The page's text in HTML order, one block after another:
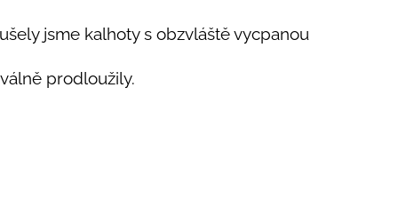
jsme kalhoty s obzvláště vycpanou
prodloužily.